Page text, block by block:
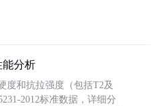
能分析
度和抗拉强度（包括T2及
2012标准数据，详细分